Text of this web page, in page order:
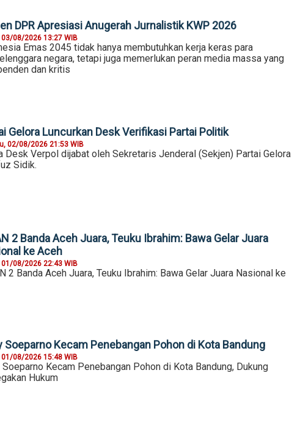
DPR Apresiasi Anugerah Jurnalistik KWP 2026
03/08/2026 13:27 WIB
Emas 2045 tidak hanya membutuhkan kerja keras para
negara, tetapi juga memerlukan peran media massa yang
dan kritis
Gelora Luncurkan Desk Verifikasi Partai Politik
02/08/2026 21:53 WIB
Desk Verpol dijabat oleh Sekretaris Jenderal (Sekjen) Partai Gelora
Sidik.
2 Banda Aceh Juara, Teuku Ibrahim: Bawa Gelar Juara
ke Aceh
01/08/2026 22:43 WIB
2 Banda Aceh Juara, Teuku Ibrahim: Bawa Gelar Juara Nasional ke
Soeparno Kecam Penebangan Pohon di Kota Bandung
01/08/2026 15:48 WIB
Soeparno Kecam Penebangan Pohon di Kota Bandung, Dukung
Hukum